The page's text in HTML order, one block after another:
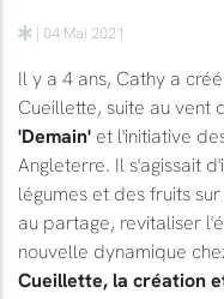
| 04 Mai 2021
Il y a 4 ans, Cathy a
Cueillette, suite au vent
'Demain' et l'initiative
Angleterre. Il s'agissait
légumes et des fruits
au partage, revitaliser
nouvelle dynamique
Cueillette, la création